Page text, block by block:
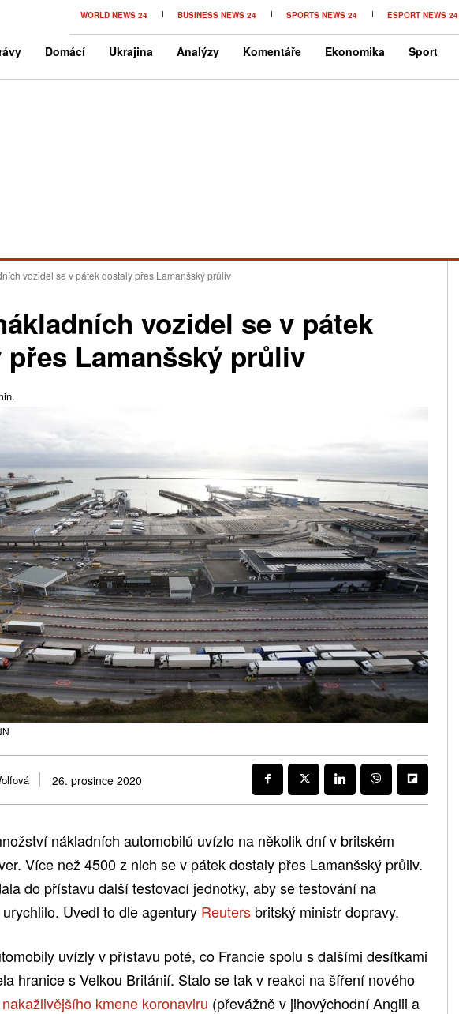
WORLD NEWS 24 BUSINESS NEWS 24 SPORTS NEWS 24 ESPORT NEWS 24
Domácí Ukrajina Analýzy Komentáře Ekonomika Sport
vozidel se v pátek dostaly přes Lamanšský průliv
vozidel se v pátek
Lamanšský průliv
26. prosince 2020
nákladních automobilů uvízlo na několik dní v britském
Více než 4500 z nich se v pátek dostaly přes Lamanšský průliv.
do přístavu další testovací jednotky, aby se testování na
Uvedl to dle agentury Reuters britský ministr dopravy.
uvízly v přístavu poté, co Francie spolu s dalšími desítkami
hranice s Velkou Británií. Stalo se tak v reakci na šíření nového
nakažlivějšího kmene koronaviru (převážně v jihovýchodní Anglii a